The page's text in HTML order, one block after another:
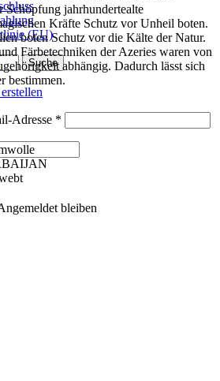
(EU)
Suche
Adresse *
bleiben
Schöpfung jahrhundertealte
Kräfte Schutz vor Unheil boten.
boten Schutz vor die Kälte der Natur.
Färbetechniken der Azeries waren von
abhängig. Dadurch lässt sich
bestimmen.